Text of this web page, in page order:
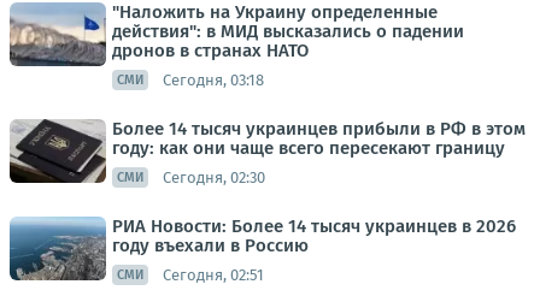
"Наложить на Украину определенные
действия": в МИД высказались о падении
дронов в странах НАТО
СМИ Сегодня, 03:18
Более 14 тысяч украинцев прибыли в РФ в этом
году: как они чаще всего пересекают границу
СМИ Сегодня, 02:30
РИА Новости: Более 14 тысяч украинцев в 2026
году въехали в Россию
СМИ Сегодня, 02:51